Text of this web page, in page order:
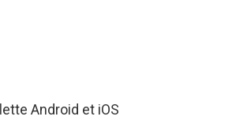
Android et iOS